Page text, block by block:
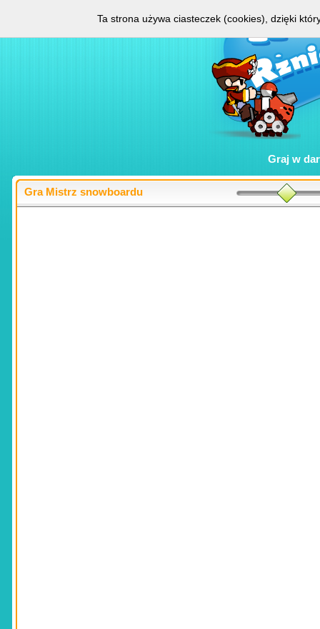
Graj w
Gra Mistrz snowboardu
Ta strona używa ciasteczek (cookies), dzięki